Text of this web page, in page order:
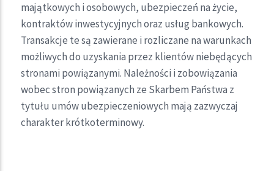
majątkowych i osobowych, ubezpieczeń na życie,
kontraktów inwestycyjnych oraz usług bankowych.
Transakcje te są zawierane i rozliczane na warunkach
możliwych do uzyskania przez klientów niebędących
stronami powiązanymi. Należności i zobowiązania
wobec stron powiązanych ze Skarbem Państwa z
tytułu umów ubezpieczeniowych mają zazwyczaj
charakter krótkoterminowy.